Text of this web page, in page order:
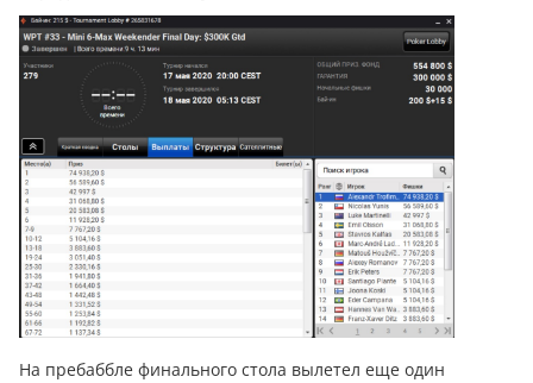
На пребаббле финального стола вылетел еще один